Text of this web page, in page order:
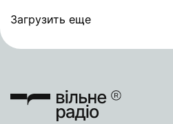
Загрузить еще